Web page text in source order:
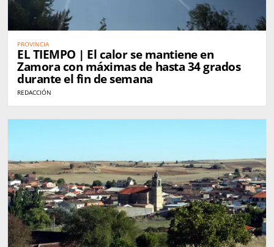
PROVINCIA
EL TIEMPO | El calor se mantiene en
Zamora con máximas de hasta 34 grados
durante el fin de semana
REDACCIÓN